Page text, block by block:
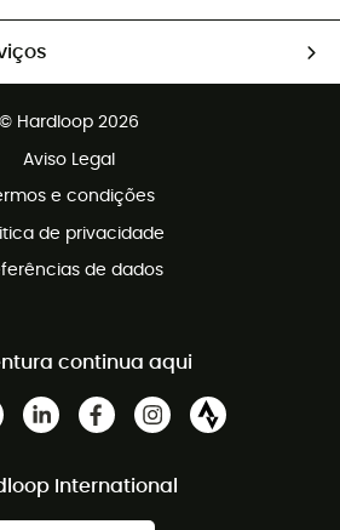
© Hardloop 2026
Aviso Legal
e condições
de privacidade
de dados
continua aqui
International